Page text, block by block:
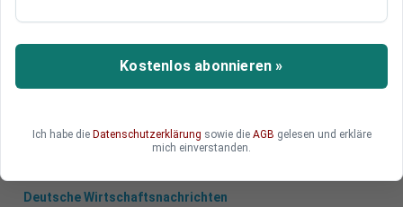
sollten
Wer 2025 ohne eigene Domain ins Geschäft geht,
verschenkt seine digitale Identität – und liefert
Deutsche Wirtschaftsnachrichten
Kostenlos abonnieren »
Ich habe die Datenschutzerklärung sowie die AGB gelesen und erkläre
mich einverstanden.